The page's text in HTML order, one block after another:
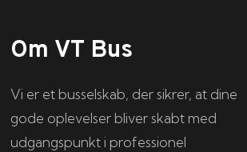
Om VT Bus
Vi er et busselskab, der sikrer, at dine
gode oplevelser bliver skabt med
udgangspunkt i professionel